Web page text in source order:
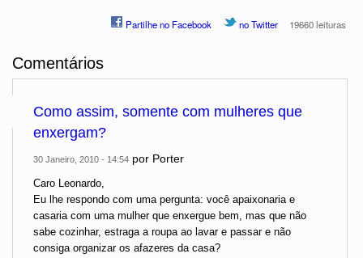
Partilhe no Facebook no Twitter 19660 leituras
Comentários
Como assim, somente com mulheres que
enxergam?
30 Janeiro, 2010 - 14:54 por Porter
Caro Leonardo,
Eu lhe respondo com uma pergunta: você apaixonaria e
casaria com uma mulher que enxergue bem, mas que não
sabe cozinhar, estraga a roupa ao lavar e passar e não
consiga organizar os afazeres da casa?